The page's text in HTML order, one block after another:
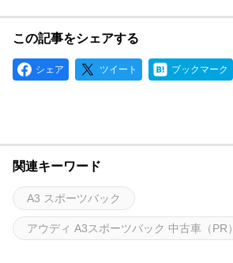
この記事をシェアする
シェア ツイート ブックマーク
関連キーワード
A3 スポーツバック
アウディ A3スポーツバック 中古車（PR）